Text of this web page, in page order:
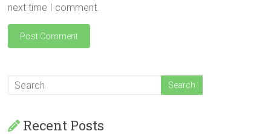
next time I comment.
Recent Posts